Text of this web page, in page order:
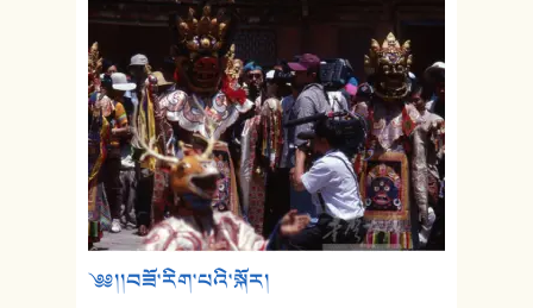
༄༅།།བཟོ་རིག་པའི་སྐོར།